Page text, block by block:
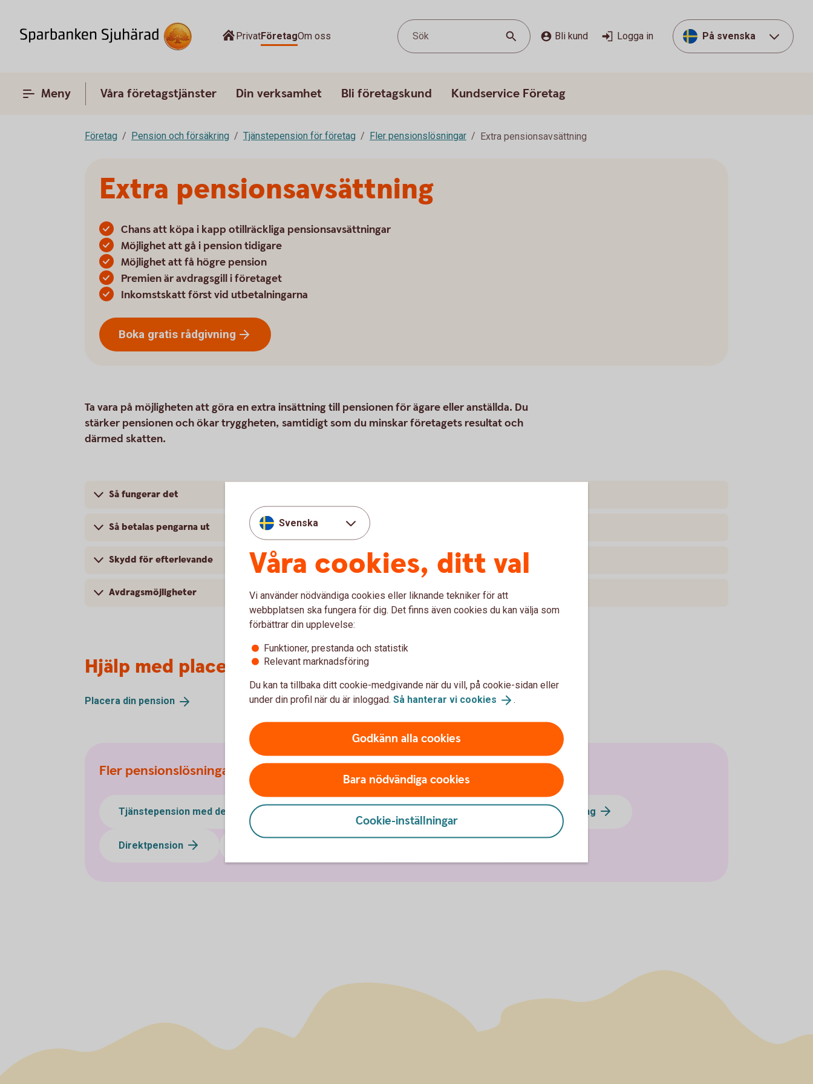
PrivatFöretagOm oss Sök Bli kund Logga in På svenska
Meny Våra företagstjänster Din verksamhet Bli företagskund Kundservice Företag
Företag Pension och försäkring Tjänstepension för företag Fler pensionslösningar Extra pensionsavsättning
Extra pensionsavsättning
Chans att köpa i kapp otillräckliga pensionsavsättningar
Möjlighet att gå i pension tidigare
Möjlighet att få högre pension
Premien är avdragsgill i företaget
Inkomstskatt först vid utbetalningarna
Boka gratis rådgivning
Ta vara på möjligheten att göra en extra insättning till pensionen för ägare eller anställda. Du
stärker pensionen och ökar tryggheten, samtidigt som du minskar företagets resultat och
därmed skatten.
Så fungerar det
Så betalas pengarna ut
Skydd för efterlevande
Avdragsmöjligheter
Hjälp med placering
Placera din pension
Fler pensionslösningar
Tjänstepension med depå Erbjud medarbetarna löneväxling
Direktpension
Svenska
Våra cookies, ditt val
Vi använder nödvändiga cookies eller liknande tekniker för att
webbplatsen ska fungera för dig. Det finns även cookies du kan välja som
förbättrar din upplevelse:
Funktioner, prestanda och statistik
Relevant marknadsföring
Du kan ta tillbaka ditt cookie-medgivande när du vill, på cookie-sidan eller
under din profil när du är inloggad. Så hanterar vi cookies .
Godkänn alla cookies
Bara nödvändiga cookies
Cookie-inställningar